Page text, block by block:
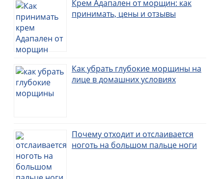
Крем Адапален от морщин: как
принимать, цены и отзывы
Как убрать глубокие морщины на
лице в домашних условиях
Почему отходит и отслаивается
ноготь на большом пальце ноги